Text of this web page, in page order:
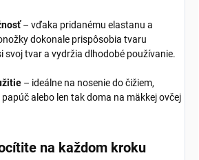
– vďaka pridanému elastanu a
dokonale prispôsobia tvaru
svoj tvar a vydržia dlhodobé používanie.
– ideálne na nosenie do čižiem,
alebo len tak doma na mäkkej ovčej
na každom kroku